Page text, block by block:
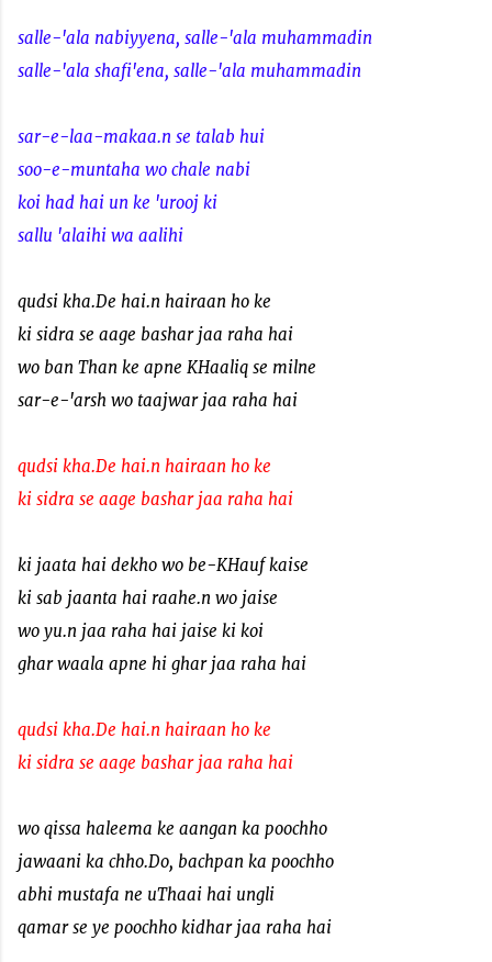
salle-'ala nabiyyena, salle-'ala muhammadin
salle-'ala shafi'ena, salle-'ala muhammadin
sar-e-laa-makaa.n se talab hui
soo-e-muntaha wo chale nabi
koi had hai un ke 'urooj ki
sallu 'alaihi wa aalihi
qudsi kha.De hai.n hairaan ho ke
ki sidra se aage bashar jaa raha hai
wo ban Than ke apne KHaaliq se milne
sar-e-'arsh wo taajwar jaa raha hai
qudsi kha.De hai.n hairaan ho ke
ki sidra se aage bashar jaa raha hai
ki jaata hai dekho wo be-KHauf kaise
ki sab jaanta hai raahe.n wo jaise
wo yu.n jaa raha hai jaise ki koi
ghar waala apne hi ghar jaa raha hai
qudsi kha.De hai.n hairaan ho ke
ki sidra se aage bashar jaa raha hai
wo qissa haleema ke aangan ka poochho
jawaani ka chho.Do, bachpan ka poochho
abhi mustafa ne uThaai hai ungli
qamar se ye poochho kidhar jaa raha hai